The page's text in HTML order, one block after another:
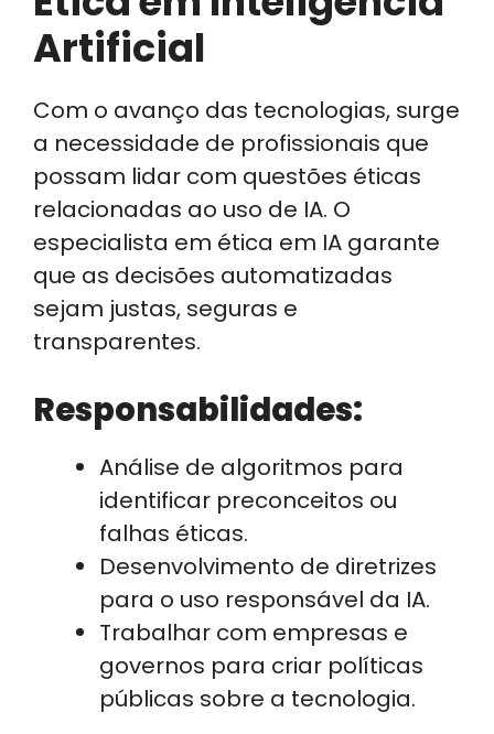
Artificial
Com o avanço das tecnologias, surge
a necessidade de profissionais que
possam lidar com questões éticas
relacionadas ao uso de IA. O
especialista em ética em IA garante
que as decisões automatizadas
sejam justas, seguras e
transparentes.
Responsabilidades:
Análise de algoritmos para
identificar preconceitos ou
falhas éticas.
Desenvolvimento de diretrizes
para o uso responsável da IA.
Trabalhar com empresas e
governos para criar políticas
públicas sobre a tecnologia.